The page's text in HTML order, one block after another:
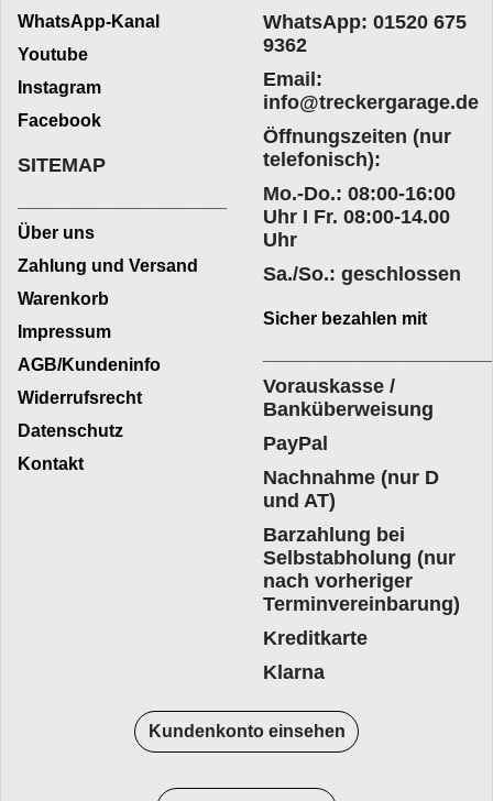
WhatsApp-Kanal
Youtube
Instagram
Facebook
WhatsApp: 01520 675
9362
Email:
info@treckergarage.de
Öffnungszeiten (nur
telefonisch):
Mo.-Do.: 08:00-16:00
Uhr I Fr. 08:00-14.00
Uhr
Sa./So.: geschlossen
SITEMAP
Über uns
Zahlung und Versand
Warenkorb
Impressum
AGB/Kundeninfo
Widerrufsrecht
Datenschutz
Kontakt
Sicher bezahlen mit
Vorauskasse /
Banküberweisung
PayPal
Nachnahme (nur D
und AT)
Barzahlung bei
Selbstabholung (nur
nach vorheriger
Terminvereinbarung)
Kreditkarte
Klarna
Kundenkonto einsehen